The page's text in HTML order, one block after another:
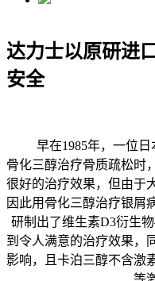
达力士以原研进
安全
早在1985年，一位日
骨化三醇治疗骨质疏松时
很好的治疗效果，但由于
因此用骨化三醇治疗银屑
研制出了维生素D3衍生
到令人满意的治疗效果，
影响，且卡泊三醇不含激